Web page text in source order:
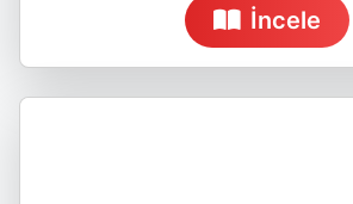
İncele